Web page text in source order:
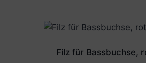
Filz für Bassbuchse,